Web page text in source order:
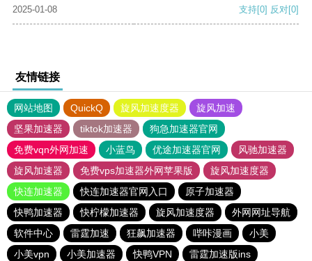
2025-01-08 支持[0] 反对[0]
友情链接
网站地图 QuickQ 旋风加速度器
旋风加速
坚果加速器
tiktok加速器
狗急加速器官网
免费vqn外网加速
小蓝鸟 优途加速器官网
风驰加速器
旋风加速器
免费vps加速器外网苹果版
旋风加速度器
快连加速器
快连加速器官网入口
原子加速器
快鸭加速器
快柠檬加速器 旋风加速度器
外网网址导航
软件中心
雷霆加速 狂飙加速器 哔咔漫画
小美
小美vpn
小美加速器 快鸭VPN
雷霆加速版ins